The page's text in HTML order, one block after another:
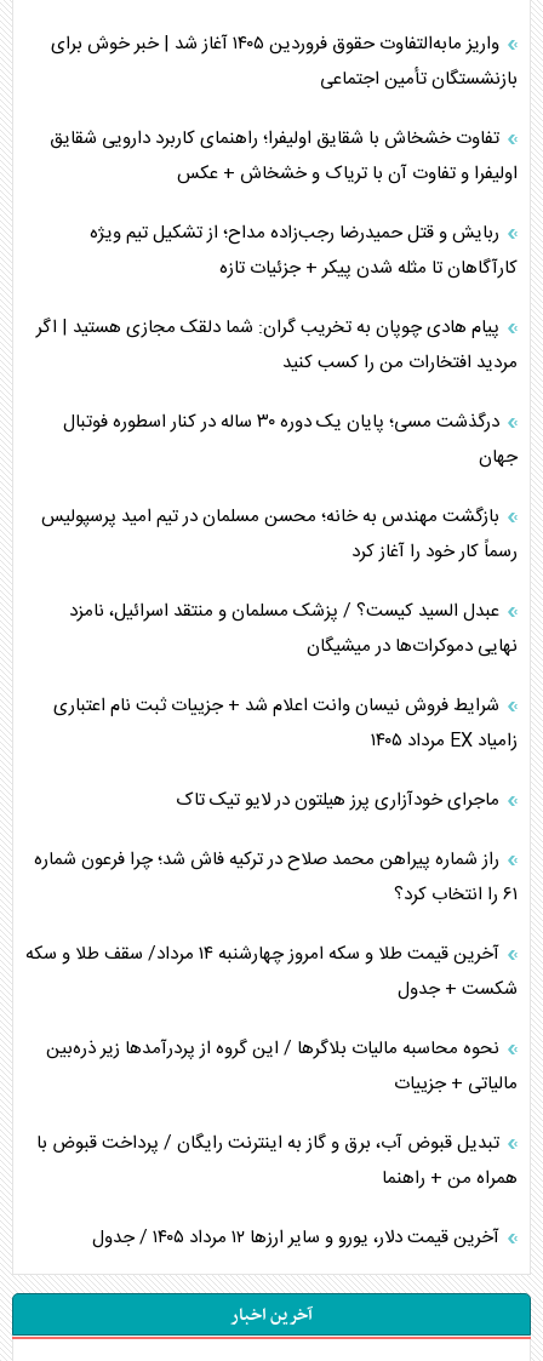
مصالحه نافرجام سعودی – اماراتی
محدودیت صادرات نفت عربستان
چگونه مقاومت صحنه جنگ را تغییر می‌دهد؟
جنگ رمضان و معضل حضور نظامیان آمریکایی
تحلیل جامع پدیده تراستی‌ها
تأثیر جنگ ایران و آمریکا بر اقتصاد جهانی
اربعین، کابوس مشترک تل‌آویو-واشنگتن
واریز مابه‌التفاوت حقوق فروردین ۱۴۰۵ آغاز شد | خبر خوش برای
بازنشستگان تأمین اجتماعی
تفاوت خشخاش با شقایق اولیفرا؛ راهنمای کاربرد دارویی شقایق
اولیفرا و تفاوت آن با تریاک و خشخاش + عکس
ربایش و قتل حمیدرضا رجب‌زاده مداح؛ از تشکیل تیم ویژه
کارآگاهان تا مثله شدن پیکر + جزئیات تازه
پیام هادی چوپان به تخریب گران: شما دلقک مجازی هستید | اگر
مردید افتخارات من را کسب کنید
درگذشت مسی؛ پایان یک دوره ۳۰ ساله در کنار اسطوره فوتبال
جهان
بازگشت مهندس به خانه؛ محسن مسلمان در تیم امید پرسپولیس
رسماً کار خود را آغاز کرد
عبدل السید کیست؟ / پزشک مسلمان و منتقد اسرائیل، نامزد
نهایی دموکرات‌ها در میشیگان
شرایط فروش نیسان وانت اعلام شد + جزییات ثبت نام اعتباری
زامیاد EX مرداد ۱۴۰۵
ماجرای خودآزاری پرز هیلتون در لایو تیک تاک
راز شماره پیراهن محمد صلاح در ترکیه فاش شد؛ چرا فرعون شماره
۶۱ را انتخاب کرد؟
آخرین قیمت طلا و سکه امروز چهارشنبه ۱۴ مرداد/ سقف طلا و سکه
شکست + جدول
نحوه محاسبه مالیات بلاگر‌ها / این گروه از پردرآمد‌ها زیر ذره‌بین
مالیاتی + جزییات
تبدیل قبوض آب، برق و گاز به اینترنت رایگان / پرداخت قبوض با
همراه من + راهنما
آخرین قیمت دلار، یورو و سایر ارز‌ها ۱۲ مرداد ۱۴۰۵ / جدول
آخرین اخبار